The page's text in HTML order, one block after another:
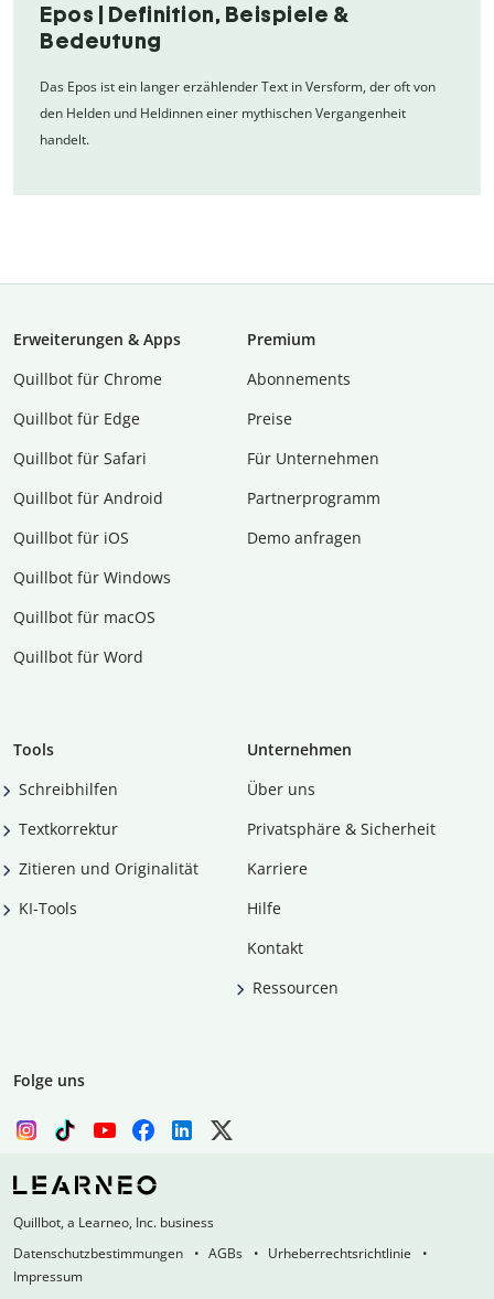
Epos | Definition, Beispiele &
Bedeutung
Das Epos ist ein langer erzählender Text in Versform, der oft von
den Helden und Heldinnen einer mythischen Vergangenheit
handelt.
Erweiterungen & Apps
Quillbot für Chrome
Quillbot für Edge
Quillbot für Safari
Quillbot für Android
Quillbot für iOS
Quillbot für Windows
Quillbot für macOS
Quillbot für Word
Premium
Abon­ne­ments
Preise
Für Unternehmen
Partnerprogramm
Demo anfragen
Tools
Schreibhilfen
Textkorrektur
Zitieren und Originalität
KI-Tools
Unternehmen
Über uns
Privatsphäre & Sicherheit
Karriere
Hilfe
Kontakt
Ressourcen
Folge uns
Quillbot, a Learneo, Inc. business
Datenschutzbestimmungen
AGBs
Urheberrechtsrichtlinie
Impressum